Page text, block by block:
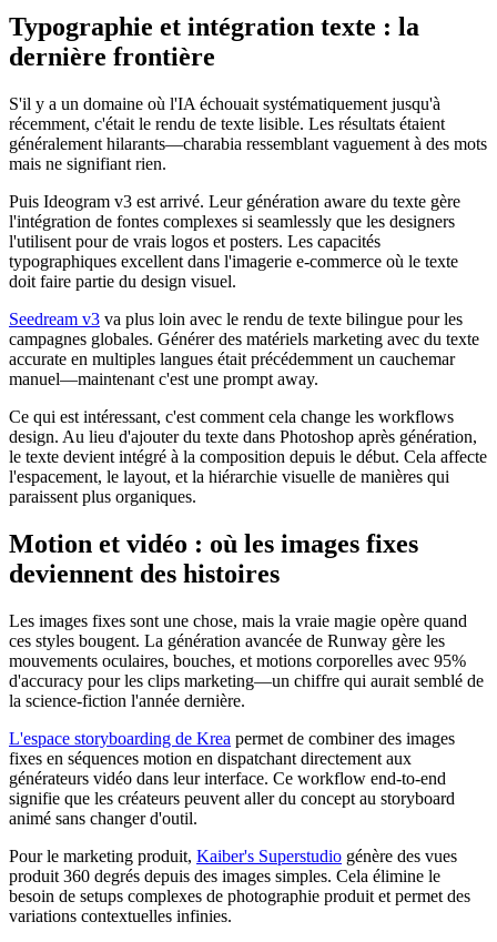
Typographie et intégration texte : la
dernière frontière
S'il y a un domaine où l'IA échouait systématiquement jusqu'à
récemment, c'était le rendu de texte lisible. Les résultats étaient
généralement hilarants—charabia ressemblant vaguement à des mots
mais ne signifiant rien.
Puis Ideogram v3 est arrivé. Leur génération aware du texte gère
l'intégration de fontes complexes si seamlessly que les designers
l'utilisent pour de vrais logos et posters. Les capacités
typographiques excellent dans l'imagerie e-commerce où le texte
doit faire partie du design visuel.
Seedream v3 va plus loin avec le rendu de texte bilingue pour les
campagnes globales. Générer des matériels marketing avec du texte
accurate en multiples langues était précédemment un cauchemar
manuel—maintenant c'est une prompt away.
Ce qui est intéressant, c'est comment cela change les workflows
design. Au lieu d'ajouter du texte dans Photoshop après génération,
le texte devient intégré à la composition depuis le début. Cela affecte
l'espacement, le layout, et la hiérarchie visuelle de manières qui
paraissent plus organiques.
Motion et vidéo : où les images fixes
deviennent des histoires
Les images fixes sont une chose, mais la vraie magie opère quand
ces styles bougent. La génération avancée de Runway gère les
mouvements oculaires, bouches, et motions corporelles avec 95%
d'accuracy pour les clips marketing—un chiffre qui aurait semblé de
la science-fiction l'année dernière.
L'espace storyboarding de Krea permet de combiner des images
fixes en séquences motion en dispatchant directement aux
générateurs vidéo dans leur interface. Ce workflow end-to-end
signifie que les créateurs peuvent aller du concept au storyboard
animé sans changer d'outil.
Pour le marketing produit, Kaiber's Superstudio génère des vues
produit 360 degrés depuis des images simples. Cela élimine le
besoin de setups complexes de photographie produit et permet des
variations contextuelles infinies.